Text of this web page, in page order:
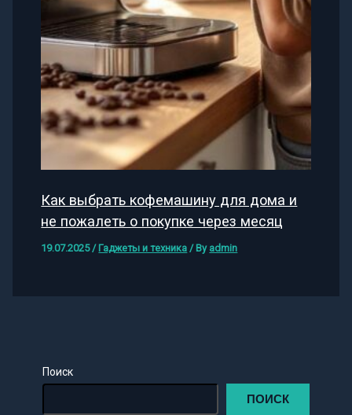
Как выбрать кофемашину для дома и
не пожалеть о покупке через месяц
19.07.2025/ Гаджеты и техника / By admin
Поиск
ПОИСК